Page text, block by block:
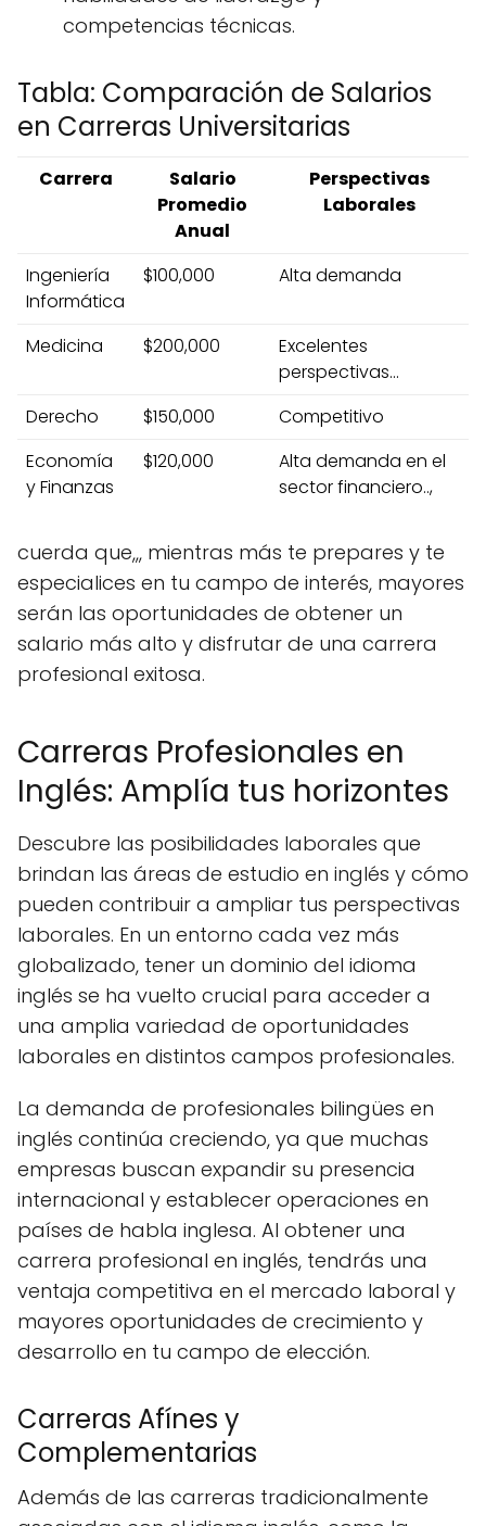
competencias técnicas.
Tabla: Comparación de Salarios
en Carreras Universitarias
Carrera
Salario
Promedio
Anual
Perspectivas
Laborales
Ingeniería
Informática
$100,000 Alta demanda
Medicina $200,000
Excelentes
perspectivas...
Derecho
$150,000
Competitivo
Economía
y Finanzas
$120,000
Alta demanda en el
sector financiero..,
cuerda que,,, mientras más te prepares y te
especialices en tu campo de interés, mayores
serán las oportunidades de obtener un
salario más alto y disfrutar de una carrera
profesional exitosa.
Carreras Profesionales en
Inglés: Amplía tus horizontes
Descubre las posibilidades laborales que
brindan las áreas de estudio en inglés y cómo
pueden contribuir a ampliar tus perspectivas
laborales. En un entorno cada vez más
globalizado, tener un dominio del idioma
inglés se ha vuelto crucial para acceder a
una amplia variedad de oportunidades
laborales en distintos campos profesionales.
La demanda de profesionales bilingües en
inglés continúa creciendo, ya que muchas
empresas buscan expandir su presencia
internacional y establecer operaciones en
países de habla inglesa. Al obtener una
carrera profesional en inglés, tendrás una
ventaja competitiva en el mercado laboral y
mayores oportunidades de crecimiento y
desarrollo en tu campo de elección.
Carreras Afínes y
Complementarias
Además de las carreras tradicionalmente